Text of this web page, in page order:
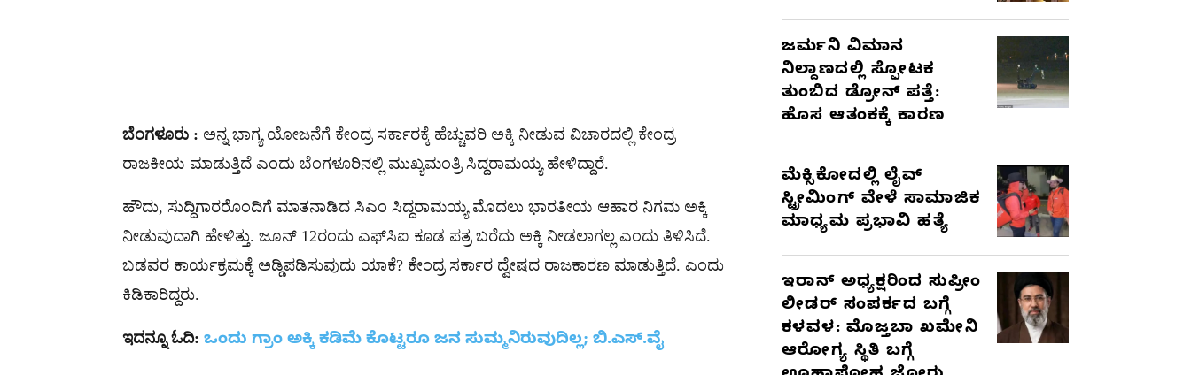
ಬೆಂಗಳೂರು : ಅನ್ನ ಭಾಗ್ಯ ಯೋಜನೆಗೆ ಕೇಂದ್ರ ಸರ್ಕಾರಕ್ಕೆ ಹೆಚ್ಚುವರಿ ಅಕ್ಕಿ ನೀಡುವ ವಿಚಾರದಲ್ಲಿ ಕೇಂದ್ರ
ರಾಜಕೀಯ ಮಾಡುತ್ತಿದೆ ಎಂದು ಬೆಂಗಳೂರಿನಲ್ಲಿ ಮುಖ್ಯಮಂತ್ರಿ ಸಿದ್ದರಾಮಯ್ಯ ಹೇಳಿದ್ದಾರೆ.
ಹೌದು, ಸುದ್ದಿಗಾರರೊಂದಿಗೆ ಮಾತನಾಡಿದ ಸಿಎಂ ಸಿದ್ದರಾಮಯ್ಯ ಮೊದಲು ಭಾರತೀಯ ಆಹಾರ ನಿಗಮ ಅಕ್ಕಿ
ನೀಡುವುದಾಗಿ ಹೇಳಿತ್ತು. ಜೂನ್​ 12ರಂದು ಎಫ್​​ಸಿಐ ಕೂಡ ಪತ್ರ ಬರೆದು ಅಕ್ಕಿ ನೀಡಲಾಗಲ್ಲ ಎಂದು ತಿಳಿಸಿದೆ.
ಬಡವರ ಕಾರ್ಯಕ್ರಮಕ್ಕೆ ಅಡ್ಡಿಪಡಿಸುವುದು ಯಾಕೆ? ಕೇಂದ್ರ ಸರ್ಕಾರ ದ್ವೇಷದ ರಾಜಕಾರಣ ಮಾಡುತ್ತಿದೆ. ಎಂದು
ಕಿಡಿಕಾರಿದ್ದರು.
ಇದನ್ನೂ ಓದಿ: ಒಂದು ಗ್ರಾಂ ಅಕ್ಕಿ ಕಡಿಮೆ ಕೊಟ್ಟರೂ ಜನ ಸುಮ್ಮನಿರುವುದಿಲ್ಲ; ಬಿ.ಎಸ್.ವೈ
ಜರ್ಮನಿ ವಿಮಾನ
ನಿಲ್ದಾಣದಲ್ಲಿ ಸ್ಫೋಟಕ
ತುಂಬಿದ ಡ್ರೋನ್ ಪತ್ತೆ:
ಹೊಸ ಆತಂಕಕ್ಕೆ ಕಾರಣ
ಮೆಕ್ಸಿಕೋದಲ್ಲಿ ಲೈವ್
ಸ್ಟ್ರೀಮಿಂಗ್ ವೇಳೆ ಸಾಮಾಜಿಕ
ಮಾಧ್ಯಮ ಪ್ರಭಾವಿ ಹತ್ಯೆ
ಇರಾನ್ ಅಧ್ಯಕ್ಷರಿಂದ ಸುಪ್ರೀಂ
ಲೀಡರ್ ಸಂಪರ್ಕದ ಬಗ್ಗೆ
ಕಳವಳ: ಮೊಜ್ತಬಾ ಖಮೇನಿ
ಆರೋಗ್ಯ ಸ್ಥಿತಿ ಬಗ್ಗೆ